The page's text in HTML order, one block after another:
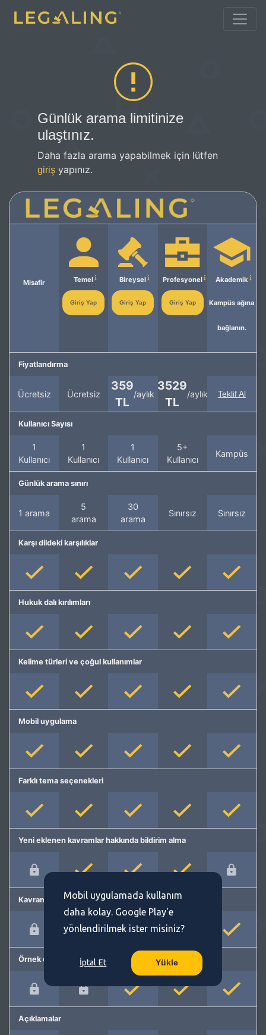
Günlük arama limitinize
ulaştınız.
Daha fazla arama yapabilmek için lütfen
giriş yapınız.
Misafir Temel
Giriş Yap
Bireysel
Giriş Yap
Profesyonel
Giriş Yap
Akademik
Kampüs ağına
bağlanın.
Fiyatlandırma
Ücretsiz Ücretsiz
359
TL
/aylık
3529
TL
/aylık Teklif Al
Kullanıcı Sayısı
1
Kullanıcı
1
Kullanıcı
1
Kullanıcı
5+
Kullanıcı
Kampüs
Günlük arama sınırı
1 arama
5
arama
30
arama
Sınırsız Sınırsız
Karşı dildeki karşılıklar
Hukuk dalı kırılımları
Kelime türleri ve çoğul kullanımlar
Mobil uygulama
Farklı tema seçenekleri
Yeni eklenen kavramlar hakkında bildirim alma
Kavram önerme
Örnek cümleler
Açıklamalar
Mobil uygulamada kullanım
daha kolay. Google Play'e
yönlendirilmek ister misiniz?
İptal Et Yükle